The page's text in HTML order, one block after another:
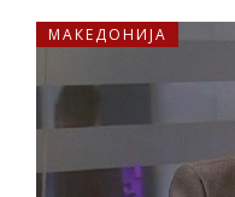
МАКЕДОНИЈА